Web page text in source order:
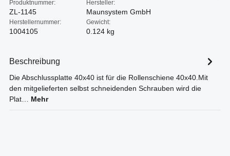
Produktnummer:
ZL-1145
Hersteller:
Maunsystem GmbH
Herstellernummer:
1004105
Gewicht:
0.124 kg
Beschreibung
Die Abschlussplatte 40x40 ist für die Rollenschiene 40x40.Mit
den mitgelieferten selbst schneidenden Schrauben wird die
Plat… Mehr